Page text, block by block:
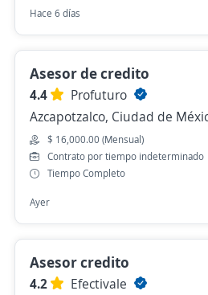
Hace 6 días
Asesor de credito
4.4
Profuturo
Azcapotzalco, Ciudad de
$ 16,000.00 (Mensual)
Contrato por tiempo indeterminado
Tiempo Completo
Ayer
Asesor credito
4.2
Efectivale